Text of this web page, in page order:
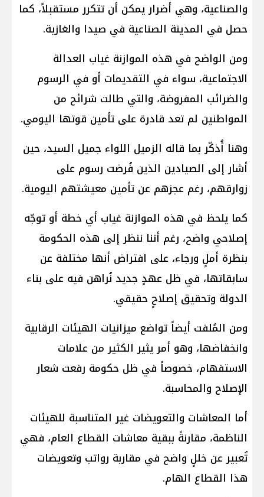
والصناعية، وهي أضرار يمكن أن تتكرر مستقبلاً، كما
حصل في المدينة الصناعية في صيدا والغازية.
ومن الواضح في هذه الموازنة غياب العدالة
الاجتماعية، سواء في التقديمات أو في الرسوم
والضرائب المفروضة، والتي طالت شرائح من
المواطنين لم تعد قادرة على تأمين قوتها اليومي.
وهنا أُذكّر بما قاله الزميل اللواء جميل السيد، حين
أشار إلى الصيادين الذين فُرضت رسوم على
زوارقهم، رغم عجزهم عن تأمين معيشتهم اليومية.
كما يلحظ في هذه الموازنة غياب أي خطة أو توجّه
إصلاحي واضح، رغم أننا ننظر إلى هذه الحكومة
بنظرة أملٍ ورجاء، على افتراض أنها مختلفة عن
سابقاتها، في ظل عهدٍ جديد نُراهن فيه على بناء
الدولة وتحقيق إصلاحٍ حقيقي.
ومن المُلفت أيضاً تواضع ميزانيات الهيئات الرقابية
وانخفاضها، وهو أمر يثير الكثير من علامات
الاستفهام، خصوصاً في ظل حكومة رفعت شعار
الإصلاح والمحاسبة.
أما المعاشات والتعويضات غير المتناسبة للهيئات
الناظمة، مقارنةً ببقية معاشات القطاع العام، فهي
تُعبير عن خللٍ واضح في مقاربة رواتب وتعويضات
هذا القطاع الهام.